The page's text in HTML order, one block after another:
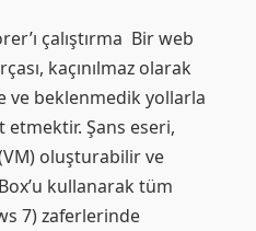
çalıştırma Bir web
kaçınılmaz olarak
ve beklenmedik yollarla
etmektir. Şans eseri,
oluşturabilir ve
kullanarak tüm
7) zaferlerinde